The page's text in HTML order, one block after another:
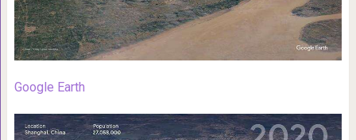
Google Earth